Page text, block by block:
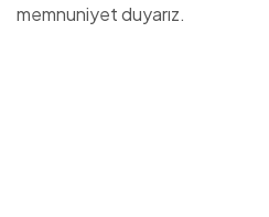
memnuniyet duyarız.